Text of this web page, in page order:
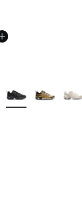
Plus de couleurs